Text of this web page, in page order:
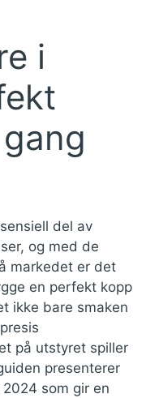
i
del av
og med de
markedet er det
en perfekt kopp
ikke bare smaken
på utstyret spiller
presenterer
som gir en